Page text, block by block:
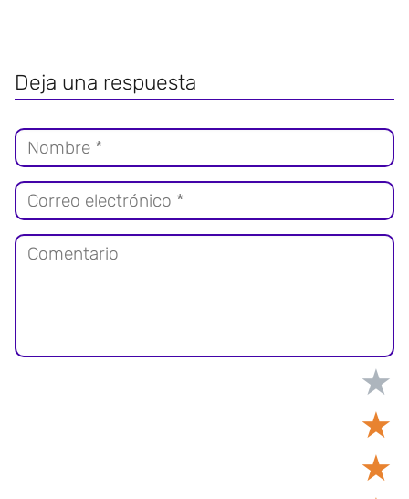
Deja una respuesta
★
★
★